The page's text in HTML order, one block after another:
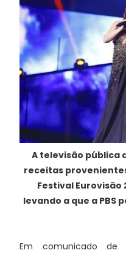
A televisão pública
receitas
Festival Eurovisão
levando a que a PBS
Em comunicado de